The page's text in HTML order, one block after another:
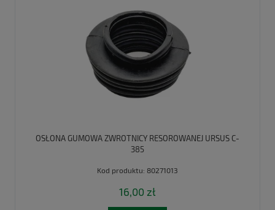
OSŁONA GUMOWA ZWROTNICY RESOROWANEJ URSUS C-
385
Kod produktu: 80271013
16,00 zł